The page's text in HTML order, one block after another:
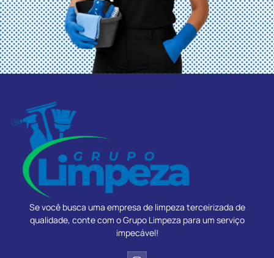
Se você busca uma empresa de limpeza terceirizada de
qualidade, conte com o Grupo Limpeza para um serviço
impecável!